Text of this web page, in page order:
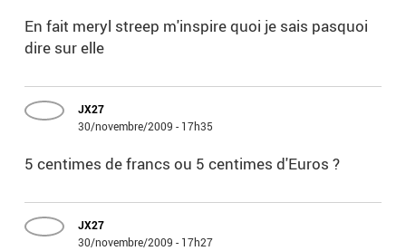
En fait meryl streep m'inspire quoi je sais pasquoi
dire sur elle
JX27
30/novembre/2009 - 17h35
5 centimes de francs ou 5 centimes d'Euros ?
JX27
30/novembre/2009 - 17h27